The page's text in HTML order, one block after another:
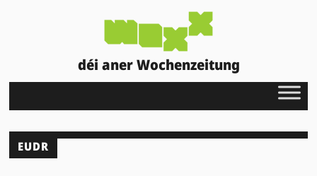
déi aner Wochenzeitung
EUDR